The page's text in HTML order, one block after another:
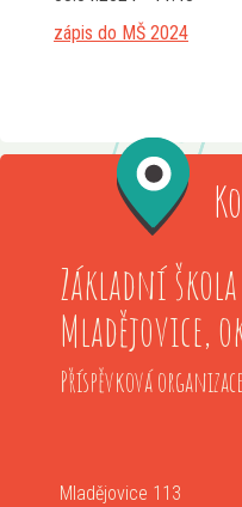
zápis do MŠ 2024
Základní
Mladějovice,
Příspěvková organizace
Mladějovice 113